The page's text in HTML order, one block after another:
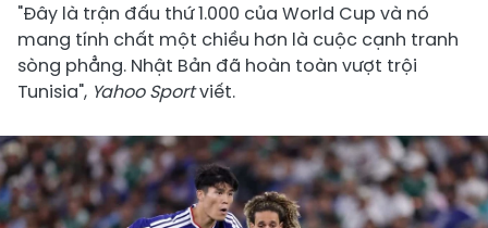
"Đây là trận đấu thứ 1.000 của World Cup và nó
mang tính chất một chiều hơn là cuộc cạnh tranh
sòng phẳng. Nhật Bản đã hoàn toàn vượt trội
Tunisia", Yahoo Sportviết.